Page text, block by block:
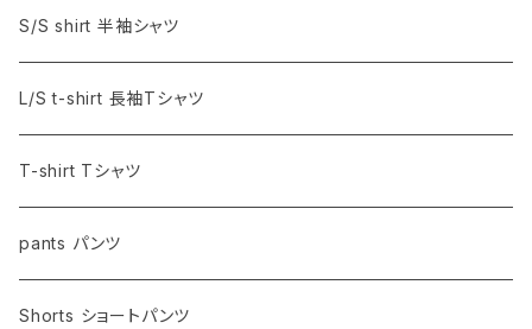
S/S shirt 半袖シャツ
L/S t-shirt 長袖Tシャツ
T-shirt Tシャツ
pants パンツ
Shorts ショートパンツ